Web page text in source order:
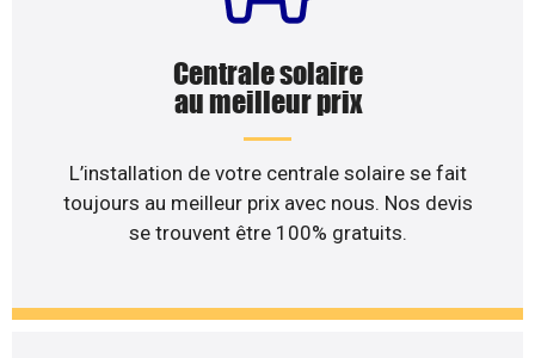
Centrale solaire
au meilleur prix
L’installation de votre centrale solaire se fait
toujours au meilleur prix avec nous. Nos devis
se trouvent être 100% gratuits.